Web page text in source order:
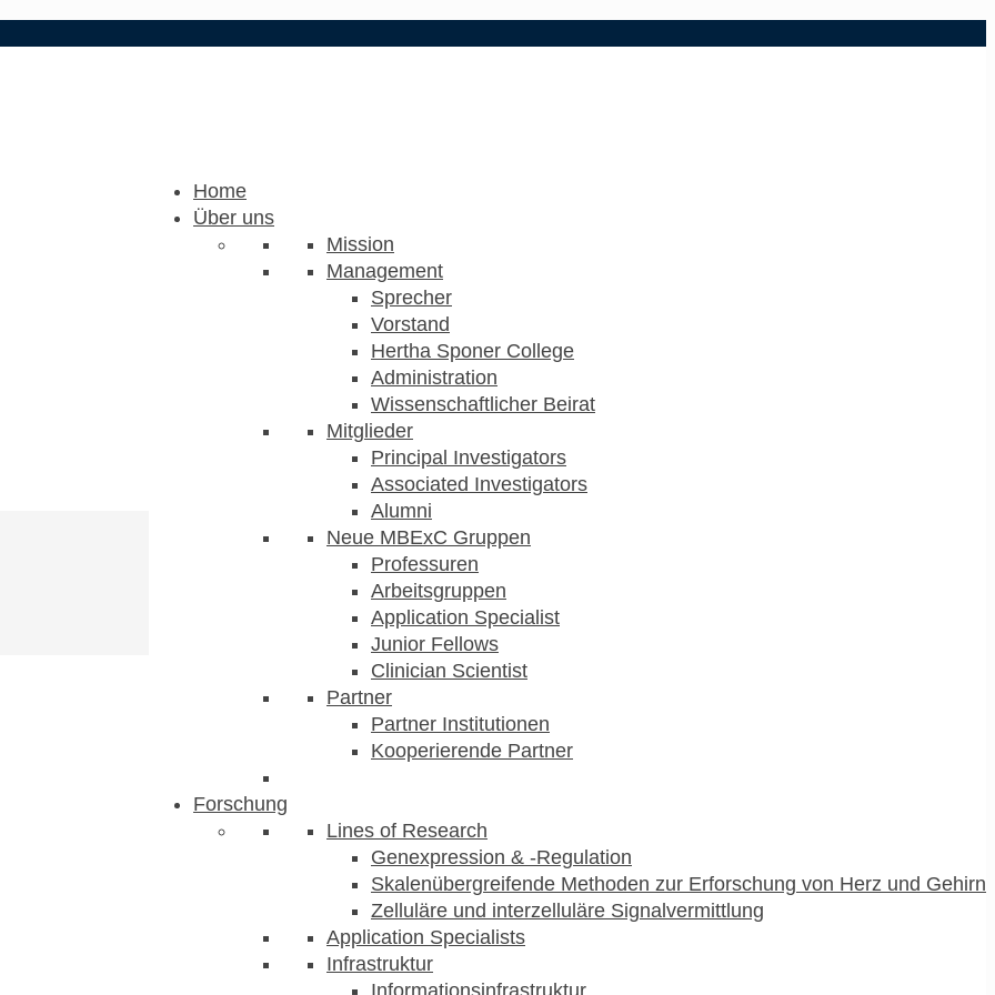
Home
Über uns
Mission
Management
Sprecher
Vorstand
Hertha Sponer College
Administration
Wissenschaftlicher Beirat
Mitglieder
Principal Investigators
Associated Investigators
Alumni
Neue MBExC Gruppen
Professuren
Arbeitsgruppen
Application Specialist
Junior Fellows
Clinician Scientist
Partner
Partner Institutionen
Kooperierende Partner
Forschung
Lines of Research
Genexpression & -Regulation
Skalenübergreifende Methoden zur Erforschung von Herz und Gehirn
Zelluläre und interzelluläre Signalvermittlung
Application Specialists
Infrastruktur
Informationsinfrastruktur